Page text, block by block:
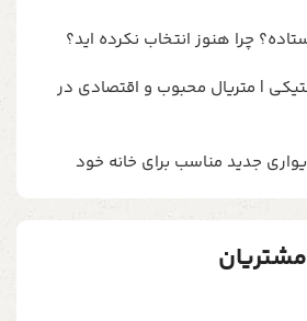
چرا هنوز انتخاب نکرده اید؟
| متریال محبوب و اقتصادی در
جدید مناسب برای خانه خود